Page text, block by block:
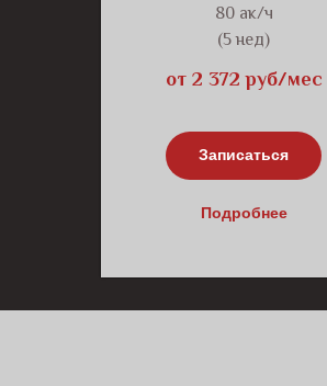
80 ак/ч
(5 нед)
от 2 372 руб/мес
Записаться
Подробнее